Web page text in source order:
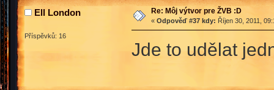
Ell London
Příspěvků: 16
Re: Môj výtvor pre ŽVB :D
« Odpověď #37 kdy: Říjen 30, 2011,
Jde to udělat